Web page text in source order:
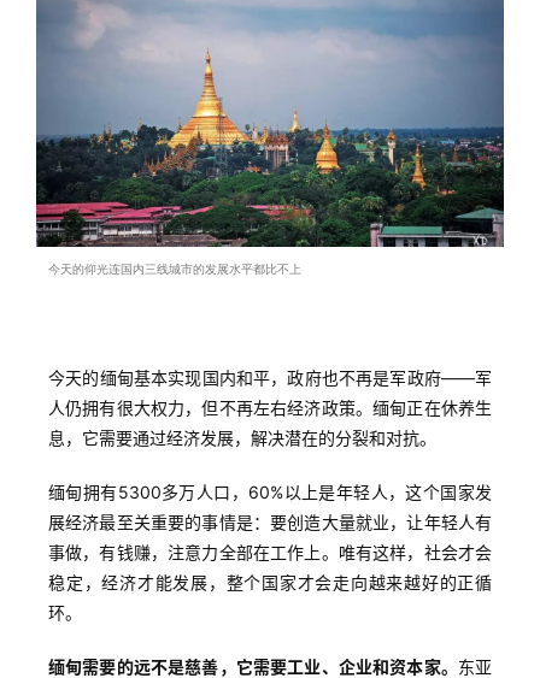
C
今天的仰光连国内三线城市的发展水平都比不上
今天的缅甸基本实现国内和平，政府也不再是军政府——军
人仍拥有很大权力，但不再左右经济政策。缅甸正在休养生
息，它需要通过经济发展，解决潜在的分裂和对抗。
缅甸拥有5300多万人口，60%以上是年轻人，这个国家发
展经济最至关重要的事情是：要创造大量就业，让年轻人有
事做，有钱赚，注意力全部在工作上。唯有这样，社会才会
稳定，经济才能发展，整个国家才会走向越来越好的正循
环。
缅甸需要的远不是慈善，它需要工业、企业和资本家。 东亚